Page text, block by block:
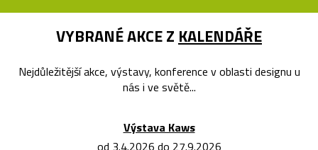
VYBRANÉ AKCE Z KALENDÁŘE
Nejdůležitější akce, výstavy, konference v oblasti designu u
nás i ve světě...
Výstava Kaws